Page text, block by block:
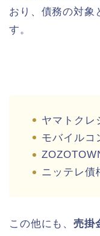
おり、債務の対象
す。
ヤマトクレ
モバイルコ
ニッテレ債
この他にも、売掛